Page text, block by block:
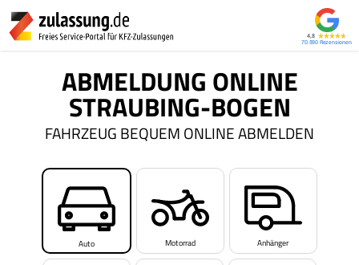
4,8
70.590
ABMELDUNG ONLINE
STRAUBING-BOGEN
FAHRZEUG BEQUEM ONLINE ABMELDEN
Auto Motorrad Anhänger